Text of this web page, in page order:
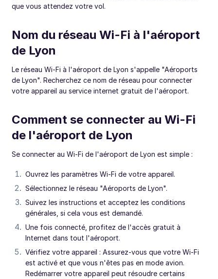
que vous attendez votre vol.
Nom du réseau Wi-Fi à l'aéroport
de Lyon
Le réseau Wi-Fi à l'aéroport de Lyon s'appelle "Aéroports
de Lyon". Recherchez ce nom de réseau pour connecter
votre appareil au service internet gratuit de l'aéroport.
Comment se connecter au Wi-Fi
de l'aéroport de Lyon
Se connecter au Wi-Fi de l'aéroport de Lyon est simple :
Ouvrez les paramètres Wi-Fi de votre appareil.
Sélectionnez le réseau "Aéroports de Lyon".
Suivez les instructions et acceptez les conditions
générales, si cela vous est demandé.
Une fois connecté, profitez de l'accès gratuit à
Internet dans tout l'aéroport.
Vérifiez votre appareil : Assurez-vous que votre Wi-Fi
est activé et que vous n'êtes pas en mode avion.
Redémarrer votre appareil peut résoudre certains